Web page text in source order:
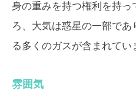
身の重みを持つ権利を持っ
ろ、大気は惑星の一部で
る多くのガスが含まれてい
雰囲気